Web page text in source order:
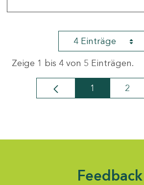
4 Einträge
Zeige 1 bis 4 von 5 Einträgen.
Seite
1 Seite
2
Feedback